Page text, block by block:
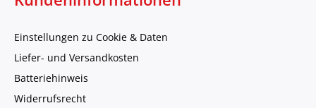
Einstellungen zu Cookie & Daten
Liefer- und Versandkosten
Batteriehinweis
Widerrufsrecht